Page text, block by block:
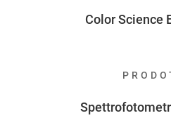
Color Science